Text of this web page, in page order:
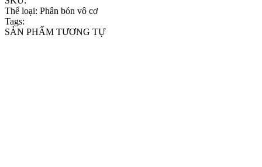
Thể loại: Phân bón vô cơ
Tags:
SẢN PHẨM TƯƠNG TỰ